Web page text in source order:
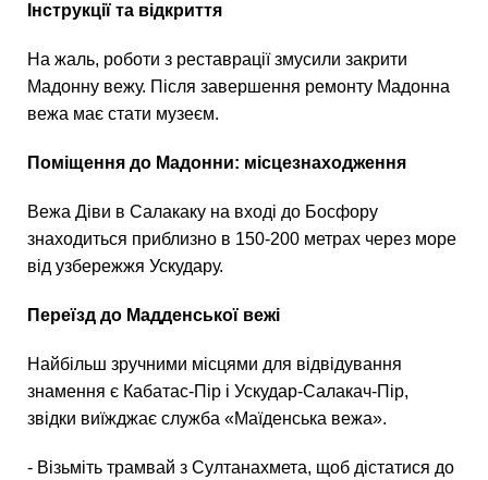
Інструкції та відкриття
На жаль, роботи з реставрації змусили закрити
Мадонну вежу. Після завершення ремонту Мадонна
вежа має стати музеєм.
Поміщення до Мадонни: місцезнаходження
Вежа Діви в Салакаку на вході до Босфору
знаходиться приблизно в 150-200 метрах через море
від узбережжя Ускудару.
Переїзд до Мадденської вежі
Найбільш зручними місцями для відвідування
знамення є Кабатас-Пір і Ускудар-Салакач-Пір,
звідки виїжджає служба «Маїденська вежа».
- Візьміть трамвай з Султанахмета, щоб дістатися до